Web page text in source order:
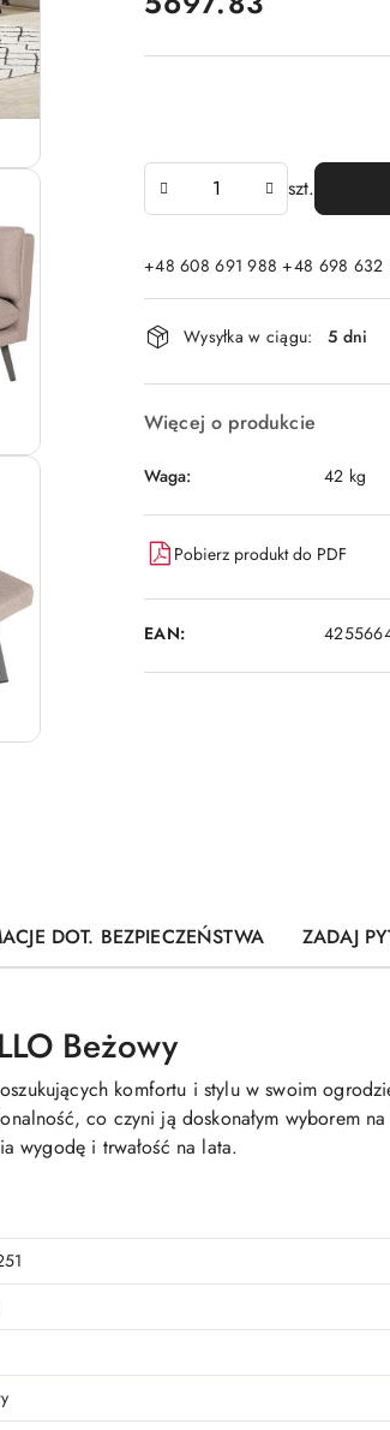
szt.
+48 608 691 988 +48 698 632
Dostępność
i
dostawa
Wysyłka w ciągu: 5 dni
Więcej o produkcie
Waga: 42 kg
Pobierz produkt do PDF
EAN:
DOT. BEZPIECZEŃSTWA ZADAJ
Beżowy
komfortu i stylu w swoim
co czyni ją doskonałym wyborem
wygodę i trwałość na lata.